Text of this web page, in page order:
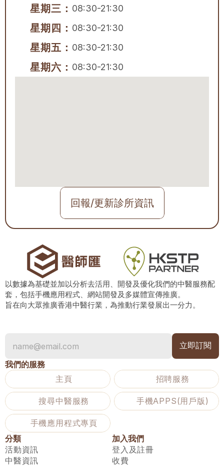
星期三： 08:30-21:30
星期四： 08:30-21:30
星期五： 08:30-21:30
星期六： 08:30-21:30
回報/更新診所資訊
以數據為基礎並加以分析去活用、開發及優化我們的中醫服務配
套，包括手機應用程式、網站開發及多媒體宣傳推廣。
旨在向大眾推廣香港中醫行業，為推動行業發展出一分力。
我們的服務
主頁
招聘服務
搜尋中醫服務 手機APPS(用戶版)
手機應用程式專頁
分類
活動資訊
中醫資訊
加入我們
登入及註冊
收費